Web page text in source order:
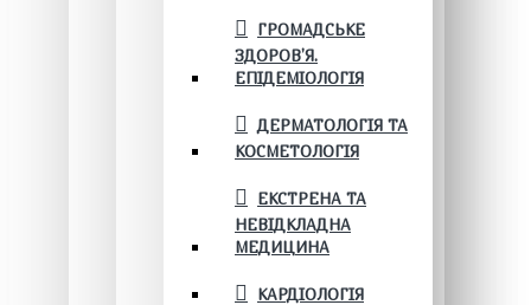
ГРОМАДСЬКЕ
ЗДОРОВ’Я.
ЕПІДЕМІОЛОГІЯ
ДЕРМАТОЛОГІЯ ТА
КОСМЕТОЛОГІЯ
ЕКСТРЕНА ТА
НЕВІДКЛАДНА
МЕДИЦИНА
КАРДІОЛОГІЯ